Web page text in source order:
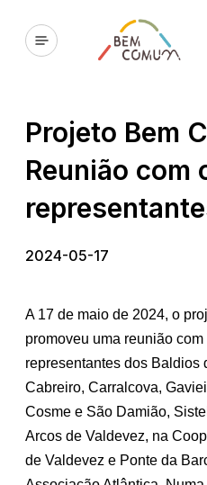
Projeto Bem
Reunião com
2024-05-17
A 17 de maio de 2024, o
promoveu uma reunião
representantes dos Baldios
Cabreiro, Carralcova,
Cosme e São Damião,
Arcos de Valdevez, na
de Valdevez e Ponte da